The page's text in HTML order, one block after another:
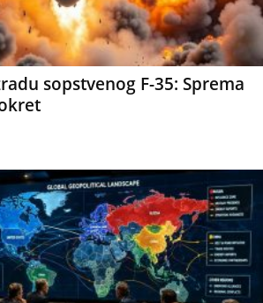
sopstvenog F-35: Sprema